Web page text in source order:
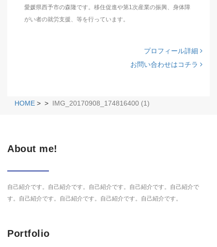
愛媛県西予市の森隆です。移住促進や第1次産業の振興、身体障
がい者の就労支援、等を行っています。
プロフィール詳細
お問い合わせはコチラ
HOME > > IMG_20170908_174816400 (1)
About me!
自己紹介です。自己紹介です。自己紹介です。自己紹介です。自己紹介で
す。自己紹介です。自己紹介です。自己紹介です。自己紹介です。
Portfolio